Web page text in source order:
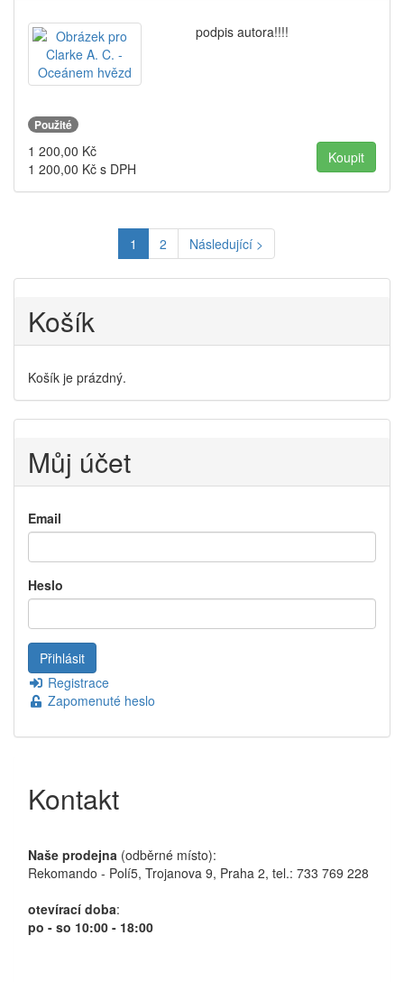
podpis autora!!!!
Použité
1 200,00 Kč
1 200,00 Kč s DPH
1 2 Následující >
Košík
Košík je prázdný.
Můj účet
Email
Heslo
Registrace
Zapomenuté heslo
Kontakt
Naše prodejna (odběrné místo):
Rekomando - Polí5, Trojanova 9, Praha 2, tel.: 733 769 228
otevírací doba:
po - so 10:00 - 18:00